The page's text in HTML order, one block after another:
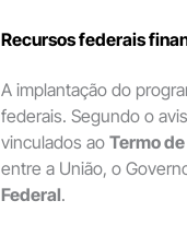
Recursos federais
A implantação do
federais. Segundo o
vinculados ao Termo
entre a União, o
Federal.